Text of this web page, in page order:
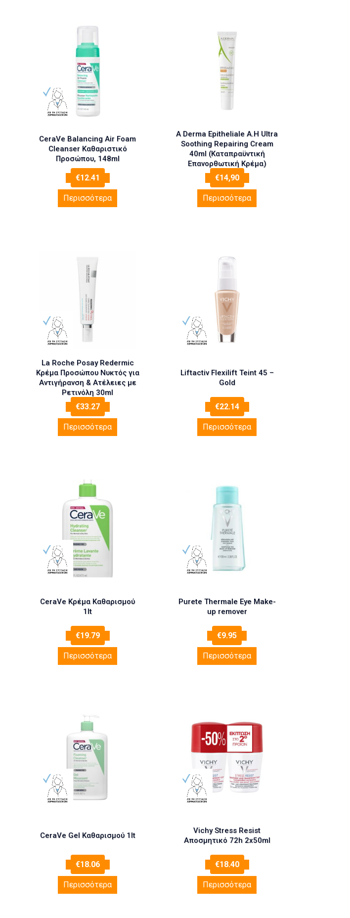
CeraVe Balancing Air Foam
Cleanser Καθαριστικό
Προσώπου, 148ml
€12.41
Περισσότερα
A Derma Epitheliale A.H Ultra
Soothing Repairing Cream
40ml (Καταπραϋντική
Eπανορθωτική Kρέμα)
€14,90
Περισσότερα
La Roche Posay Redermic
Κρέμα Προσώπου Νυκτός για
Αντιγήρανση & Ατέλειες με
Ρετινόλη 30ml
€33.27
Περισσότερα
Liftactiv Flexilift Teint 45 –
Gold
€22.14
Περισσότερα
CeraVe Κρέμα Καθαρισμού
1lt
€19.79
Περισσότερα
Purete Thermale Eye Make-
up remover
€9.95
Περισσότερα
CeraVe Gel Καθαρισμού 1lt
€18.06
Περισσότερα
Vichy Stress Resist
Αποσμητικό 72h 2x50ml
€18.40
Περισσότερα